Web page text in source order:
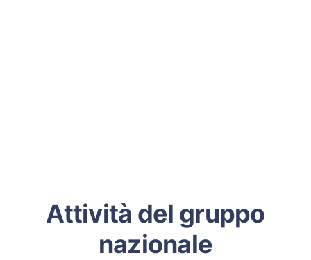
Attività del gruppo
nazionale